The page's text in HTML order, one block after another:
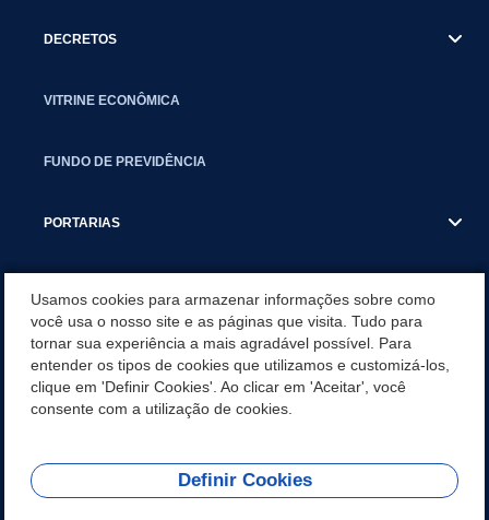
DECRETOS
VITRINE ECONÔMICA
FUNDO DE PREVIDÊNCIA
PORTARIAS
CONCURSO/PSS/CONVOCAÇÃO
INCENTIVOS PÚBLICOS À PROJETOS CULTURAIS - INÁCIO
MARTINS PR
REDES SOCIAIS
Usamos cookies para armazenar informações sobre como
você usa o nosso site e as páginas que visita. Tudo para
tornar sua experiência a mais agradável possível. Para
entender os tipos de cookies que utilizamos e customizá-los,
clique em 'Definir Cookies'. Ao clicar em 'Aceitar', você
consente com a utilização de cookies.
Definir Cookies